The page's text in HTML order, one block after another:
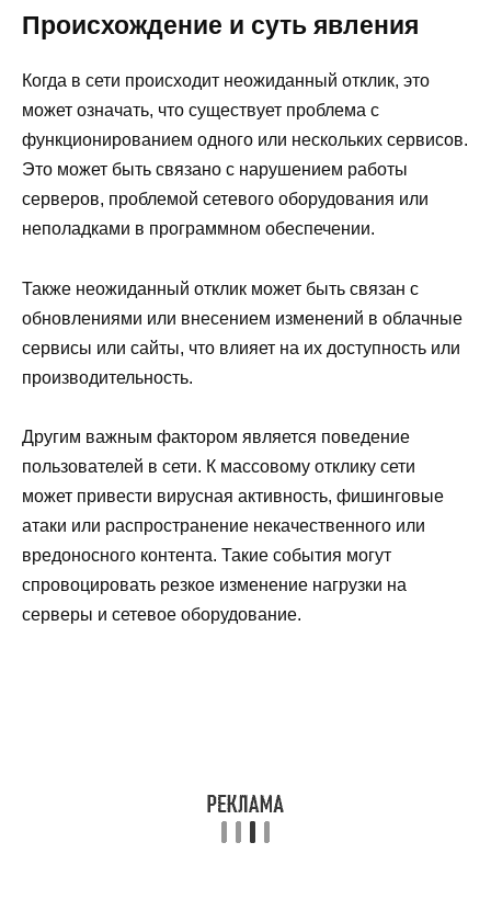
Происхождение и суть явления
Когда в сети происходит неожиданный отклик, это
может означать, что существует проблема с
функционированием одного или нескольких сервисов.
Это может быть связано с нарушением работы
серверов, проблемой сетевого оборудования или
неполадками в программном обеспечении.
Также неожиданный отклик может быть связан с
обновлениями или внесением изменений в облачные
сервисы или сайты, что влияет на их доступность или
производительность.
Другим важным фактором является поведение
пользователей в сети. К массовому отклику сети
может привести вирусная активность, фишинговые
атаки или распространение некачественного или
вредоносного контента. Такие события могут
спровоцировать резкое изменение нагрузки на
серверы и сетевое оборудование.